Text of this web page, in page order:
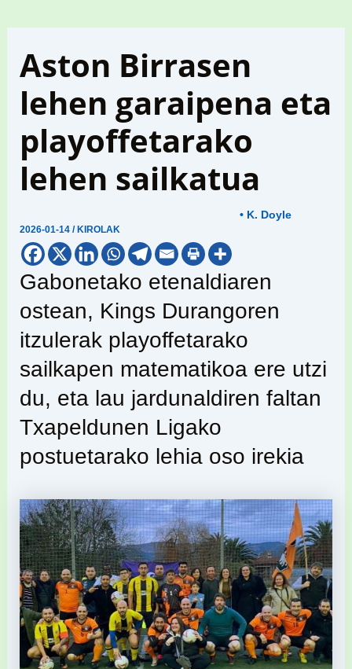
Aston Birrasen
lehen garaipena eta
playoffetarako
lehen sailkatua
2026-01-14/ KIROLAK
• K. Doyle
Gabonetako etenaldiaren
ostean, Kings Durangoren
itzulerak playoffetarako
sailkapen matematikoa ere utzi
du, eta lau jardunaldiren faltan
Txapeldunen Ligako
postuetarako lehia oso irekia